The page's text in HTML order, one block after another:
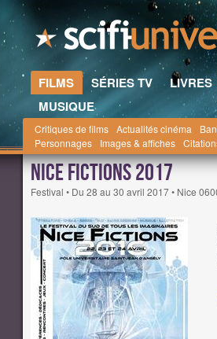
FILMS SÉRIES TV LIVRES
MUSIQUE
Critiques de films Actualités cinéma
Personnages
Images & affiches
Scifi-Universe.com Films Festivals avril
Nice Fictions 2017
Festival • Du 28 au 30 avril 2017 • Nice